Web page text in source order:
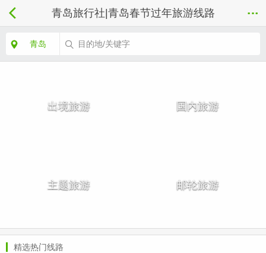
青岛旅行社|青岛春节过年旅游线路
青岛 目的地/关键字
出境旅游 国内旅游
主题旅游 邮轮旅游
精选热门线路